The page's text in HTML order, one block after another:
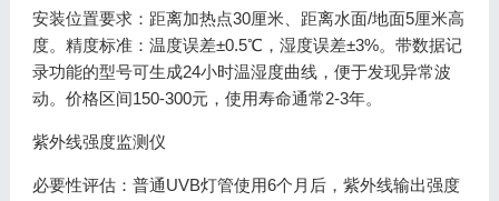
安装位置要求：距离加热点30厘米、距离水面/地面5厘米高
度。精度标准：温度误差±0.5℃，湿度误差±3%。带数据记
录功能的型号可生成24小时温湿度曲线，便于发现异常波
动。价格区间150-300元，使用寿命通常2-3年。
紫外线强度监测仪
必要性评估：普通UVB灯管使用6个月后，紫外线输出强度